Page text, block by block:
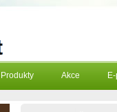
Produkty Akce